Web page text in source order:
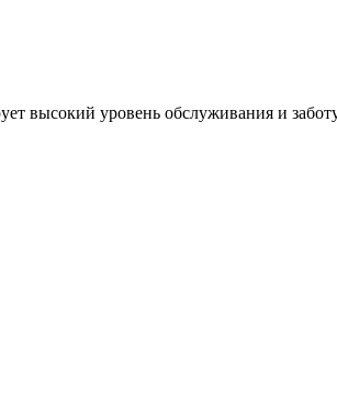
высокий уровень обслуживания и